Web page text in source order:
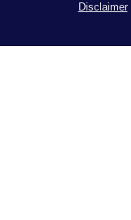
Disclaimer